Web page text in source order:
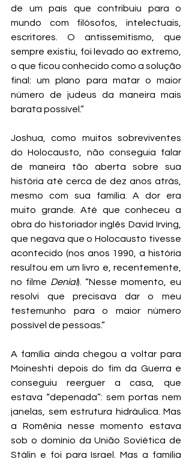
de um país que contribuiu para o
mundo com filósofos, intelectuais,
escritores. O antissemitismo, que
sempre existiu, foi levado ao extremo,
o que ficou conhecido como a solução
final: um plano para matar o maior
número de judeus da maneira mais
barata possível.”
Joshua, como muitos sobreviventes
do Holocausto, não conseguia falar
de maneira tão aberta sobre sua
história até cerca de dez anos atrás,
mesmo com sua família. A dor era
muito grande. Até que conheceu a
obra do historiador inglês David Irving,
que negava que o Holocausto tivesse
acontecido (nos anos 1990, a história
resultou em um livro e, recentemente,
no filme Denial). “Nesse momento, eu
resolvi que precisava dar o meu
testemunho para o maior número
possível de pessoas.”
A família ainda chegou a voltar para
Moineshti depois do fim da Guerra e
conseguiu reerguer a casa, que
estava “depenada”: sem portas nem
janelas, sem estrutura hidráulica. Mas
a Romênia nesse momento estava
sob o domínio da União Soviética de
Stálin e foi para Israel. Mas a família